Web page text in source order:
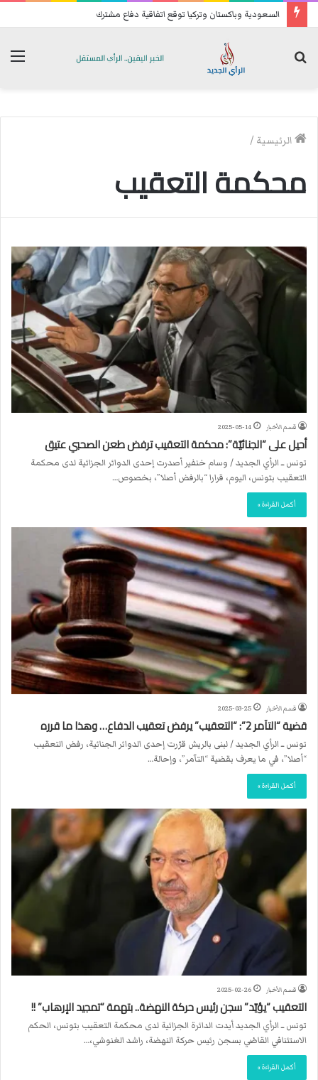
السعودية وباكستان وتركيا توقع اتفاقية دفاع مشترك
الرئيسية /
محكمة التعقيب
قسم الأخبار 2025-05-14
أحيل على “الجنائيّة”: محكمة التعقيب ترفض طعن الصحبي عتيق
تونس ــ الرأي الجديد / وسام خنفير أصدرت إحدى الدوائر الجزائية لدى محكمة
التعقيب بتونس، اليوم، قرارا “بالرفض أصلا”، بخصوص…
أكمل القراءة »
قسم الأخبار 2025-03-25
قضية “التآمر 2”: “التعقيب” يرفض تعقيب الدفاع… وهذا ما قرره
تونس ــ الرأي الجديد / لبنى بالريش قرّرت إحدى الدوائر الجنائية، رفض التعقيب
“أصلا”، في ما يعرف بقضية “التآمر”، وإحالة…
أكمل القراءة »
قسم الأخبار 2025-02-26
التعقيب “يؤيّد” سجن رئيس حركة النهضة.. بتهمة “تمجيد الإرهاب” !!
تونس ــ الرأي الجديد أيدت الدائرة الجزائية لدى محكمة التعقيب بتونس، الحكم
الاستئنافي القاضي بسجن رئيس حركة النهضة، راشد الغنوشي،…
أكمل القراءة »